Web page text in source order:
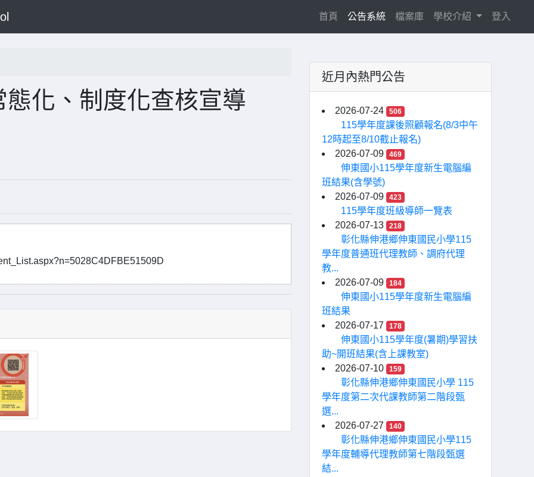
首頁 (current)
公告系統 檔案庫 學校介紹 登入
化、制度化查核宣導
近月內熱門公告
2026-07-24 506
115學年度課後照顧報名(8/3中午
12時起至8/10截止報名)
2026-07-09
469
伸東國小115學年度新生電腦編
班結果(含學號)
2026-07-09
423
115學年度班級導師一覽表
2026-07-13
218
彰化縣伸港鄉伸東國民小學115
學年度普通班代理教師、調府代理
教...
2026-07-09
184
伸東國小115學年度新生電腦編
班結果
2026-07-17
178
伸東國小115學年度(暑期)學習扶
助~開班結果(含上課教室)
2026-07-10
159
彰化縣伸港鄉伸東國民小學 115
學年度第二次代課教師第二階段甄
選...
2026-07-27
140
彰化縣伸港鄉伸東國民小學115
學年度輔導代理教師第七階段甄選
結...